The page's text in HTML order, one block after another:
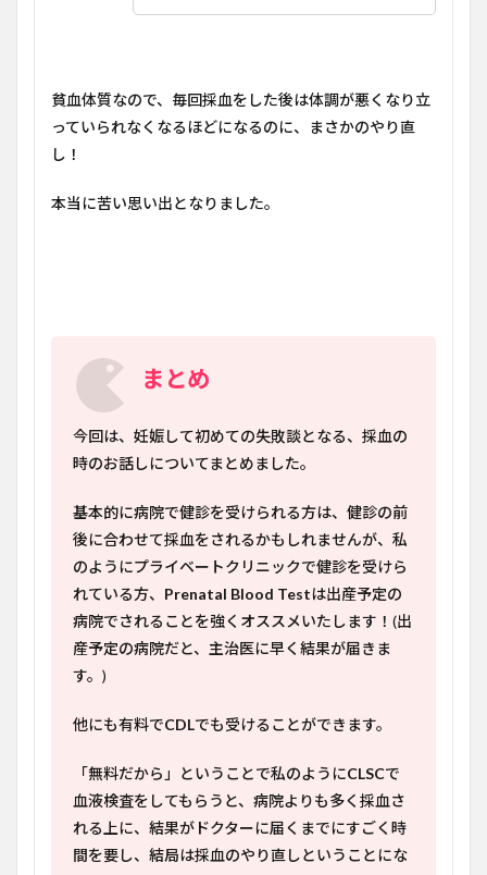
貧血体質なので、毎回採血をした後は体調が悪くなり立
っていられなくなるほどになるのに、まさかのやり直
し！
本当に苦い思い出となりました。
まとめ
今回は、妊娠して初めての失敗談となる、採血の
時のお話しについてまとめました。
基本的に病院で健診を受けられる方は、健診の前
後に合わせて採血をされるかもしれませんが、私
のようにプライベートクリニックで健診を受けら
れている方、 Prenatal Blood Testは出産予定の
病院でされることを強くオススメいたします！(出
産予定の病院だと、主治医に早く結果が届きま
す。)
他にも有料でCDLでも受けることができます。
「無料だから」ということで私のようにCLSCで
血液検査をしてもらうと、病院よりも多く採血さ
れる上に、結果がドクターに届くまでにすごく時
間を要し、結局は採血のやり直しということにな